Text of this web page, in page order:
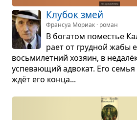
Клу­бок змей
Франсуа Мориак · роман
В бога­том поме­стье
рает от груд­ной жабы
вось­ми­лет­ний хозяин, в
успе­ва­ю­щий адво­кат. Его
ждёт его конца...